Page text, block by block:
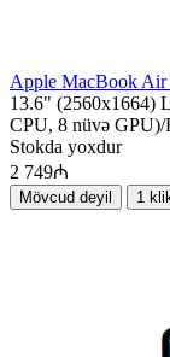
Apple MacBook
13.6" (2560x1664)
CPU, 8 nüvə
Stokda yoxdur
2 749₼
Mövcud deyil 1